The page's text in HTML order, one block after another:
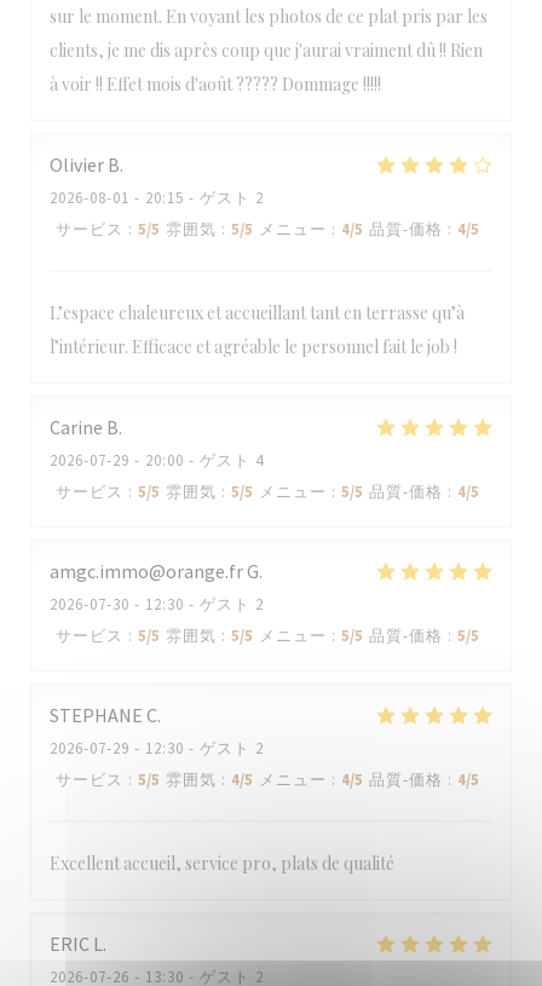
sur le moment. En voyant les photos de ce plat pris par les
clients, je me dis après coup que j'aurai vraiment dû !! Rien
à voir !! Effet mois d'août ????? Dommage !!!!!
Olivier B
2026-08-01 - 20:15 - ゲスト 2
サービス : 5/5 雰囲気 : 5/5 メニュー : 4/5 品質-価格 : 4/5
L’espace chaleureux et accueillant tant en terrasse qu’à
l’intérieur. Efficace et agréable le personnel fait le job !
Carine B
2026-07-29 - 20:00 - ゲスト 4
サービス : 5/5 雰囲気 : 5/5 メニュー : 5/5 品質-価格 : 4/5
amgc.immo@orange.frG
2026-07-30 - 12:30 - ゲスト 2
サービス : 5/5 雰囲気 : 5/5 メニュー : 5/5 品質-価格 : 5/5
STEPHANE C
2026-07-29 - 12:30 - ゲスト 2
サービス : 5/5 雰囲気 : 4/5 メニュー : 4/5 品質-価格 : 4/5
Excellent accueil, service pro, plats de qualité
ERIC L
2026-07-26 - 13:30 - ゲスト 2